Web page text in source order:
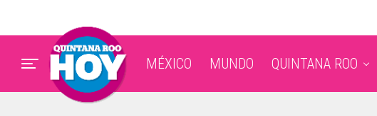
MÉXICO MUNDO QUINTANA ROO